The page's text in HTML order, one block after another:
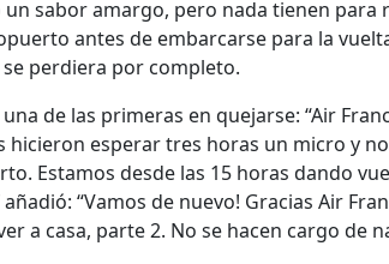
sabor amargo, pero nada tienen para
antes de embarcarse para la
perdiera por completo.
de las primeras en quejarse: “Air
hicieron esperar tres horas un micro y
Estamos desde las 15 horas dando
“Vamos de nuevo! Gracias Air
a casa, parte 2. No se hacen cargo de